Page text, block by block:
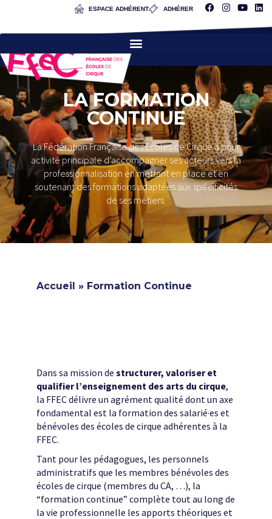
ESPACE ADHÉRENT ADHÉRER
LA FORMATION
CONTINUE
La Fédération Française des Ecoles de Cirque a pour
activité principale d’accompagner ses acteurs vers la
professionnalisation en mettant en place et en
soutenant des formations adaptées aux spécificités
de ses métiers.
Accueil » Formation Continue
Dans sa mission de structurer, valoriser et
qualifier l’enseignement des arts du cirque,
la FFEC délivre un agrément qualité dont un axe
fondamental est la formation des salarié·es et
bénévoles des écoles de cirque adhérentes à la
FFEC.
Tant pour les pédagogues, les personnels
administratifs que les membres bénévoles des
écoles de cirque (membres du CA, …), la
“formation continue” complète tout au long de
la vie professionnelle les apports théoriques et